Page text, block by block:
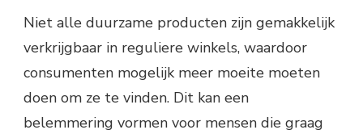
Niet alle duurzame producten zijn gemakkelijk
verkrijgbaar in reguliere winkels, waardoor
consumenten mogelijk meer moeite moeten
doen om ze te vinden. Dit kan een
belemmering vormen voor mensen die graag